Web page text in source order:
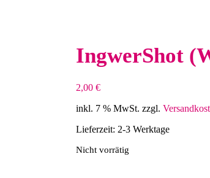
IngwerShot
2,00 €
inkl. 7 % MwSt. zzgl.
Lieferzeit: 2-3 Werktage
Nicht vorrätig